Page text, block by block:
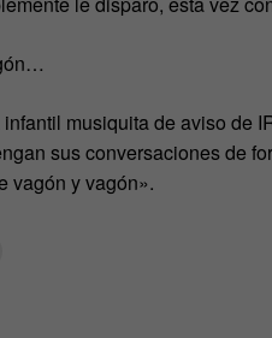
musiquita de aviso de
sus conversaciones de
vagón y vagón».